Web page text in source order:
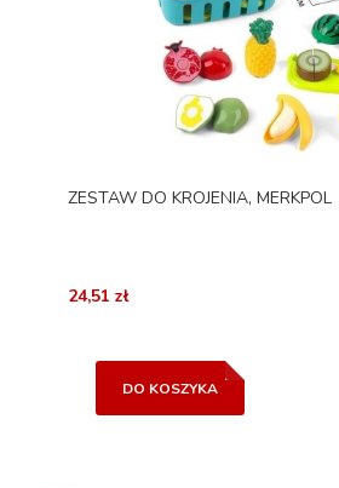
ZESTAW DO KROJENIA, MERKPOL
24,51 zł
DO KOSZYKA